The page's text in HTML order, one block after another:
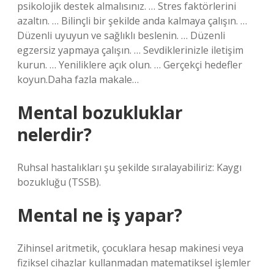
psikolojik destek almalısınız. … Stres faktörlerini
azaltın. … Bilinçli bir şekilde anda kalmaya çalışın. …
Düzenli uyuyun ve sağlıklı beslenin. … Düzenli
egzersiz yapmaya çalışın. … Sevdiklerinizle iletişim
kurun. … Yeniliklere açık olun. … Gerçekçi hedefler
koyun.Daha fazla makale…
Mental bozukluklar
nelerdir?
Ruhsal hastalıkları şu şekilde sıralayabiliriz: Kaygı
bozukluğu (TSSB).
Mental ne iş yapar?
Zihinsel aritmetik, çocuklara hesap makinesi veya
fiziksel cihazlar kullanmadan matematiksel işlemler